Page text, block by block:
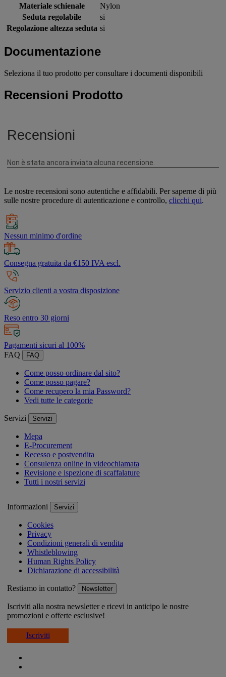
Materiale schienale
Nylon
Seduta regolabile
si
Regolazione altezza seduta si
Documentazione
Seleziona il tuo prodotto per consultare i documenti disponibili
Recensioni Prodotto
Le nostre recensioni sono autentiche e affidabili. Per saperne di più
sulle nostre procedure di autenticazione e controllo, clicchi qui.
Nessun minimo d'ordine
Consegna gratuita da €150 IVA escl.
Servizio clienti a vostra disposizione
Reso entro 30 giorni
Pagamenti sicuri al 100%
FAQ
FAQ
Come posso ordinare dal sito?
Come posso pagare?
Come recupero la mia Password?
Vedi tutte le categorie
Servizi Servizi
Mepa
E-Procurement
Recesso e postvendita
Consulenza online in videochiamata
Revisione e ispezione di scaffalature
Tutti i nostri servizi
Informazioni Servizi
Cookies
Privacy
Condizioni generali di vendita
Whistleblowing
Human Rights Policy
Dichiarazione di accessibilità
Restiamo in contatto? Newsletter
Iscriviti alla nostra newsletter e ricevi in anticipo le nostre
promozioni e offerte esclusive!
Iscriviti